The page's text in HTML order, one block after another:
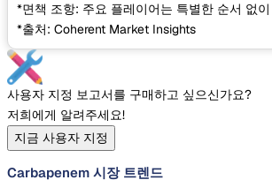
*면책 조항: 주요 플레이어는 특별한 순서 없
*출처: Coherent Market Insights
사용자 지정 보고서를 구매하고 싶으신가요?
저희에게 알려주세요!
지금 사용자 지정
Carbapenem 시장 트렌드